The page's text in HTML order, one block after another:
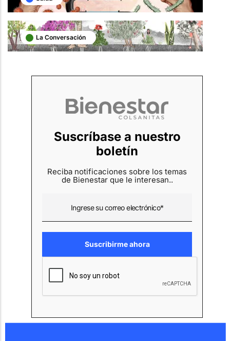
La Conversación
Suscríbase a nuestro
boletín
Reciba notificaciones sobre los temas
de Bienestar que le interesan..